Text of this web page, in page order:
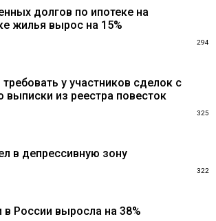
долгов по ипотеке на
жилья вырос на 15%
294
у участников сделок с
из реестра повесток
325
в депрессивную зону
322
России выросла на 38%